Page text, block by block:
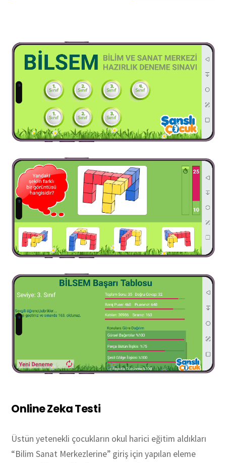
Online Zeka Testi
Üstün yetenekli çocukların okul harici eğitim aldıkları
“Bilim Sanat Merkezlerine” giriş için yapılan eleme